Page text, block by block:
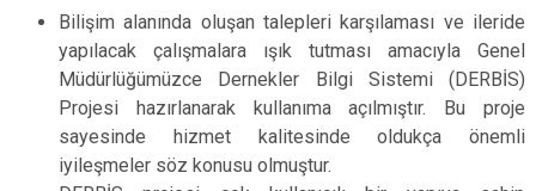
Bilişim alanında oluşan talepleri karşılaması ve ileride
yapılacak çalışmalara ışık tutması amacıyla Genel
Müdürlüğümüzce Dernekler Bilgi Sistemi (DERBİS)
Projesi hazırlanarak kullanıma açılmıştır. Bu proje
sayesinde hizmet kalitesinde oldukça önemli
iyileşmeler söz konusu olmuştur.